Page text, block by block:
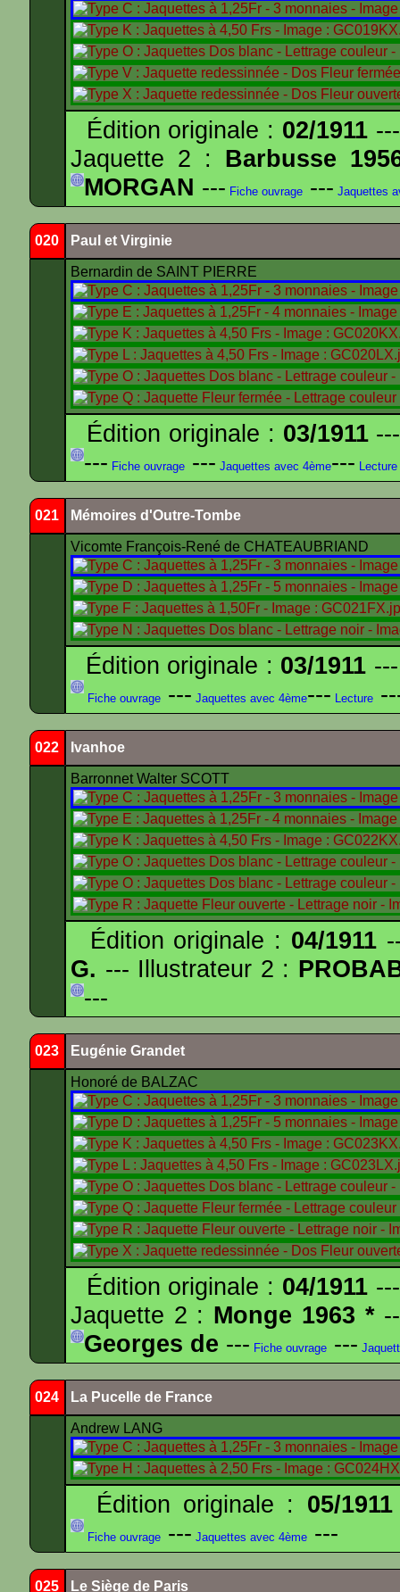
Édition originale : 02/1911
Jaquette 2 : Barbusse
MORGAN --- Fiche ouvrage --- Jaquettes
020 Paul et Virginie
Bernardin de SAINT PIERRE
Édition originale : 03/1911
--- Fiche ouvrage --- Jaquettes avec 4ème--- Lecture
021 Mémoires d'Outre-Tombe
Vicomte François-René de CHATEAUBRIAND
Édition originale : 03/1911
Fiche ouvrage --- Jaquettes avec 4ème--- Lecture
022 Ivanhoe
Barronnet Walter SCOTT
Édition originale : 04/1911
G. --- Illustrateur 2 :
---
023 Eugénie Grandet
Honoré de BALZAC
Édition originale : 04/1911
Jaquette 2 : Monge 1963 *
Georges de --- Fiche ouvrage ---
024 La Pucelle de France
Andrew LANG
Édition originale : 05/1911
Fiche ouvrage --- Jaquettes avec 4ème ---
025 Le Siège de Paris